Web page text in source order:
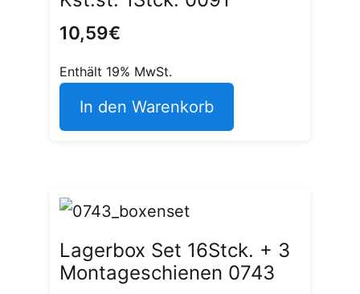
10,59€
Enthält 19% MwSt.
In den Warenkorb
Lagerbox Set 16Stck. + 3
Montageschienen 0743